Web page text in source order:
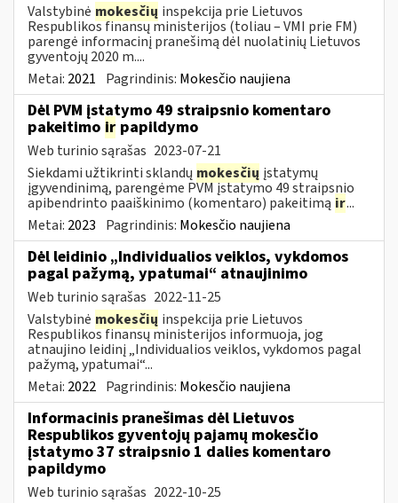
Valstybinė mokesčių inspekcija prie Lietuvos
Respublikos finansų ministerijos (toliau – VMI prie FM)
parengė informacinį pranešimą dėl nuolatinių Lietuvos
gyventojų 2020 m....
Metai: 2021 Pagrindinis: Mokesčio naujiena
Dėl PVM įstatymo 49 straipsnio komentaro
pakeitimo ir papildymo
Web turinio sąrašas 2023-07-21
Siekdami užtikrinti sklandų mokesčių įstatymų
įgyvendinimą, parengėme PVM įstatymo 49 straipsnio
apibendrinto paaiškinimo (komentaro) pakeitimą ir...
Metai: 2023 Pagrindinis: Mokesčio naujiena
Dėl leidinio „Individualios veiklos, vykdomos
pagal pažymą, ypatumai“ atnaujinimo
Web turinio sąrašas 2022-11-25
Valstybinė mokesčių inspekcija prie Lietuvos
Respublikos finansų ministerijos informuoja, jog
atnaujino leidinį „Individualios veiklos, vykdomos pagal
pažymą, ypatumai“...
Metai: 2022 Pagrindinis: Mokesčio naujiena
Informacinis pranešimas dėl Lietuvos
Respublikos gyventojų pajamų mokesčio
įstatymo 37 straipsnio 1 dalies komentaro
papildymo
Web turinio sąrašas 2022-10-25